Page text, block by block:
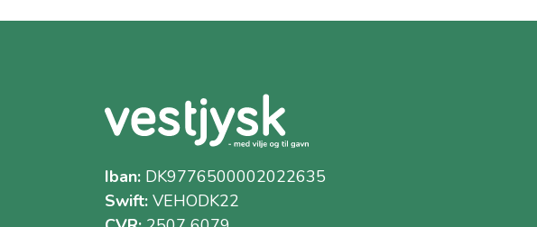
Iban:DK9776500002022635
Swift:VEHODK22